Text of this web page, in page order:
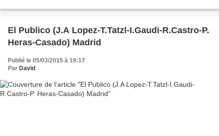
El Publico (J.A Lopez-T.Tatzl-I.Gaudi-R.Castro-P.
Heras-Casado) Madrid
Publié le 05/03/2015 à 19:17
Par David